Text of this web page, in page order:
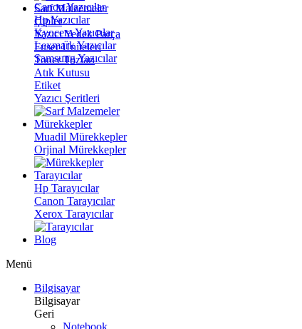
Canon Yazıcılar
Hp Yazıcılar
Kyocera Yazıcılar
Lexmark Yazıcılar
Samsung Yazıcılar
Sarf Malzemeler
Çipler
Yazıcı Yedek Parça
Fuser Üniteleri
Toner Tozları
Atık Kutusu
Etiket
Yazıcı Şeritleri
Mürekkepler
Muadil Mürekkepler
Orjinal Mürekkepler
Tarayıcılar
Hp Tarayıcılar
Canon Tarayıcılar
Xerox Tarayıcılar
Blog
Menü
Bilgisayar
Bilgisayar
Geri
Notebook